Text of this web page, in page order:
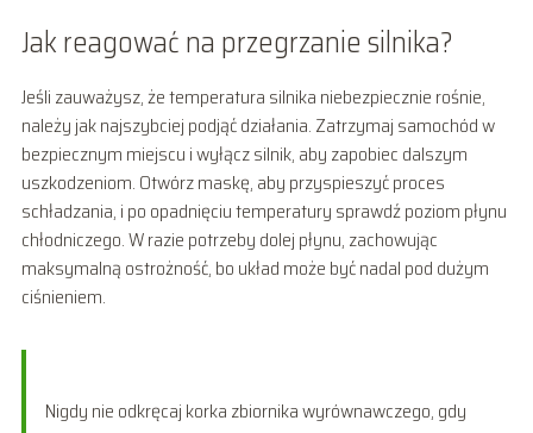
Jak reagować na przegrzanie silnika?
Jeśli zauważysz, że temperatura silnika niebezpiecznie rośnie,
należy jak najszybciej podjąć działania. Zatrzymaj samochód w
bezpiecznym miejscu i wyłącz silnik, aby zapobiec dalszym
uszkodzeniom. Otwórz maskę, aby przyspieszyć proces
schładzania, i po opadnięciu temperatury sprawdź poziom płynu
chłodniczego. W razie potrzeby dolej płynu, zachowując
maksymalną ostrożność, bo układ może być nadal pod dużym
ciśnieniem.
Nigdy nie odkręcaj korka zbiornika wyrównawczego, gdy